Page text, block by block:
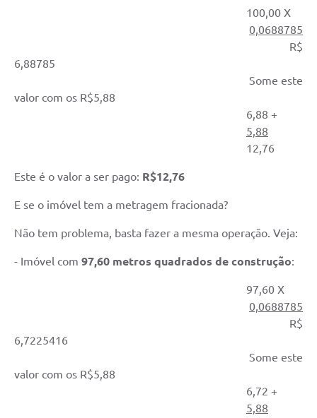
100,00 X
0,0688785
R$
6,88785
Some este
valor com os R$5,88
6,88 +
5,88
12,76
Este é o valor a ser pago: R$12,76
E se o imóvel tem a metragem fracionada?
Não tem problema, basta fazer a mesma operação. Veja:
- Imóvel com 97,60 metros quadrados de construção:
97,60 X
0,0688785
R$
6,7225416
Some este
valor com os R$5,88
6,72 +
5,88